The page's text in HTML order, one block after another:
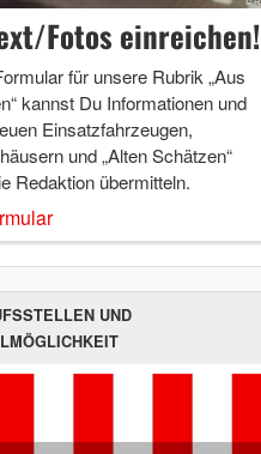
Fotos einreichen!
für unsere Rubrik „Aus
kannst Du Informationen und
Einsatzfahrzeugen,
und „Alten Schätzen“
Redaktion übermitteln.
UND